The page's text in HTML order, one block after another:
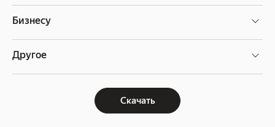
Бизнесу
Другое
Скачать